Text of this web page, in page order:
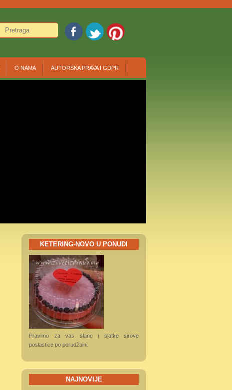
O NAMA AUTORSKA PRAVA I GDPR
KETERING-NOVO U PONUDI
Pravimo za vas slane i slatke sirove
poslastice po porudžbini.
NAJNOVIJE